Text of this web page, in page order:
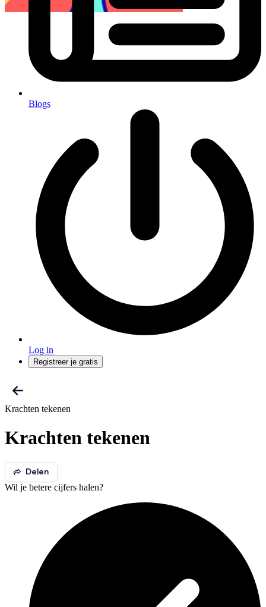
Blogs
Log in
Registreer je gratis
Krachten tekenen
Krachten tekenen
Delen
Wil je betere cijfers halen?